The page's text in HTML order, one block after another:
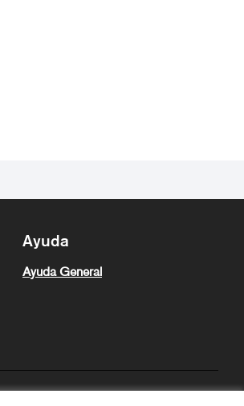
Ayuda
Ayuda General